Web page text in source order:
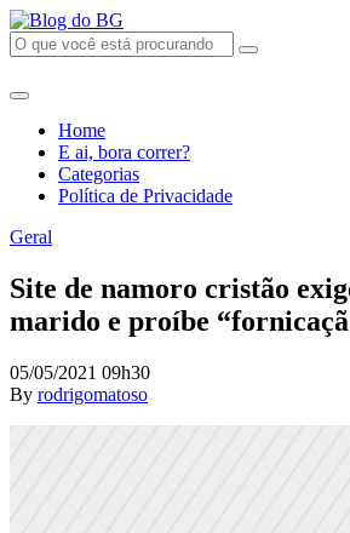
Home
E ai, bora correr?
Categorias
Política de Privacidade
Geral
Site de namoro cristão
marido e proíbe
05/05/2021 09h30
By rodrigomatoso